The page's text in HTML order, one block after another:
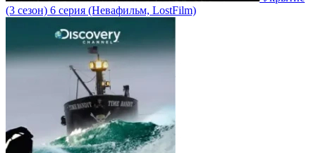
(3 сезон) 6 серия (Невафильм, LostFilm)